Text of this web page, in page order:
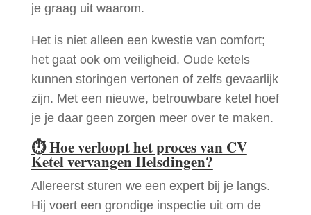
je graag uit waarom.
Het is niet alleen een kwestie van comfort;
het gaat ook om veiligheid. Oude ketels
kunnen storingen vertonen of zelfs gevaarlijk
zijn. Met een nieuwe, betrouwbare ketel hoef
je je daar geen zorgen meer over te maken.
⏱Hoe verloopt het proces van CV
Ketel vervangen Helsdingen?
Allereerst sturen we een expert bij je langs.
Hij voert een grondige inspectie uit om de